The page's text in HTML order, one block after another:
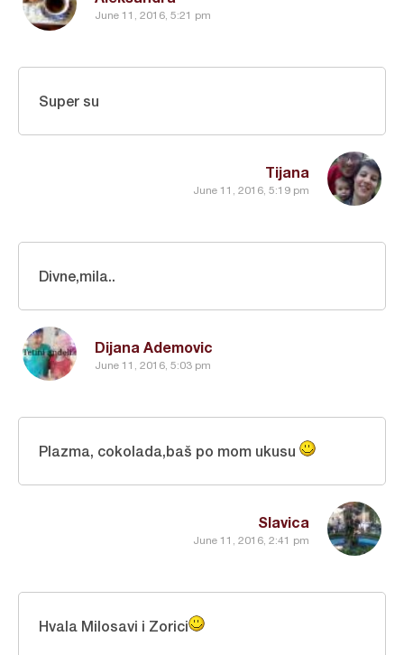
June 11, 2016, 5:21 pm
Tijana
June 11, 2016, 5:19 pm
Super su
Dijana Ademovic
June 11, 2016, 5:03 pm
Divne,mila..
Slavica
June 11, 2016, 2:41 pm
Plazma, cokolada,baš po mom ukusu
Hvala Milosavi i Zorici